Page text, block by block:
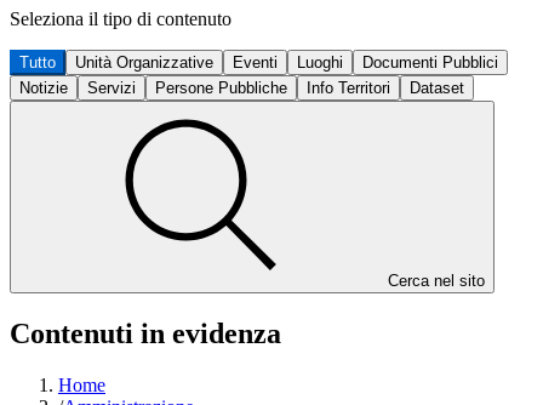
Seleziona il tipo di contenuto
Tutto Unità Organizzative Eventi Luoghi
Documenti Pubblici
Notizie
Servizi Persone Pubbliche Info Territori Dataset
Cerca nel sito
Contenuti in evidenza
Home